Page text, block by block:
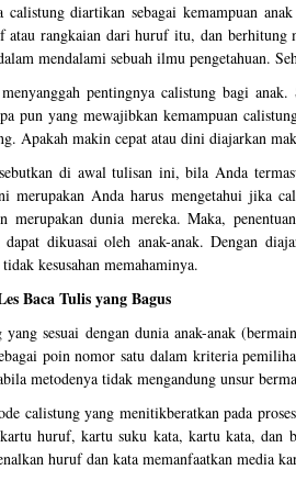
calistung diartikan sebagai kemampuan
atau rangkaian dari huruf itu, dan berhitung
mendalami sebuah ilmu pengetahuan.
pentingnya calistung bagi
pun yang mewajibkan kemampuan
Apakah makin cepat atau dini diajarkan
di awal tulisan ini, bila Anda
merupakan Anda harus mengetahui jika
merupakan dunia mereka. Maka,
dapat dikuasai oleh anak-anak. Dengan
kesusahan memahaminya.
Baca Tulis yang Bagus
yang sesuai dengan dunia anak-anak
poin nomor satu dalam kriteria
metodenya tidak mengandung unsur
calistung yang menitikberatkan pada
huruf, kartu suku kata, kartu kata, dan
huruf dan kata memanfaatkan media